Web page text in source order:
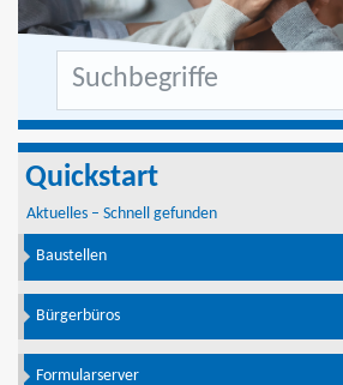
Quickstart
Aktuelles – Schnell gefunden
Baustellen
Bürgerbüros
Formularserver